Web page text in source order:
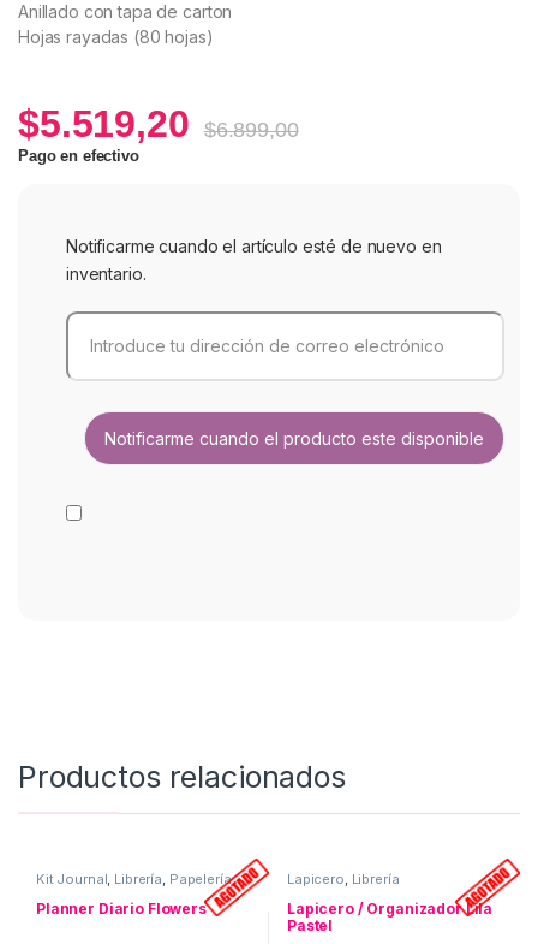
Anillado con tapa de carton
Hojas rayadas (80 hojas)
$5.519,20 $6.899,00
Pago en efectivo
Notificarme cuando el artículo esté de nuevo en
inventario.
Productos relacionados
Kit Journal, Librería, Papelería,
Planner Diario Flowers
Lapicero, Librería
Lapicero / Organizador Lila
Pastel